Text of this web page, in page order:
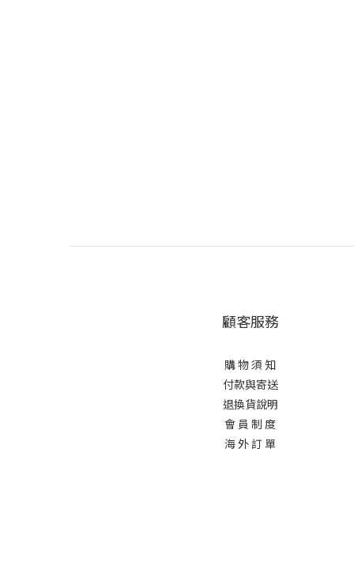
顧客服務
購 物 須 知
付款與寄送
退換貨說明
會 員 制 度
海 外 訂 單